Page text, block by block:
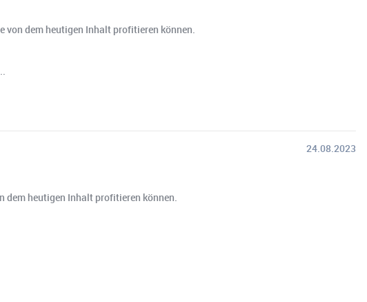
von dem heutigen Inhalt profitieren können.
24.08.2023
dem heutigen Inhalt profitieren können.